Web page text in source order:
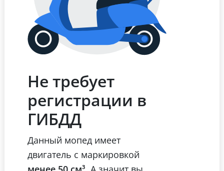
Не требует
регистрации в
ГИБДД
Данный мопед имеет
двигатель с маркировкой